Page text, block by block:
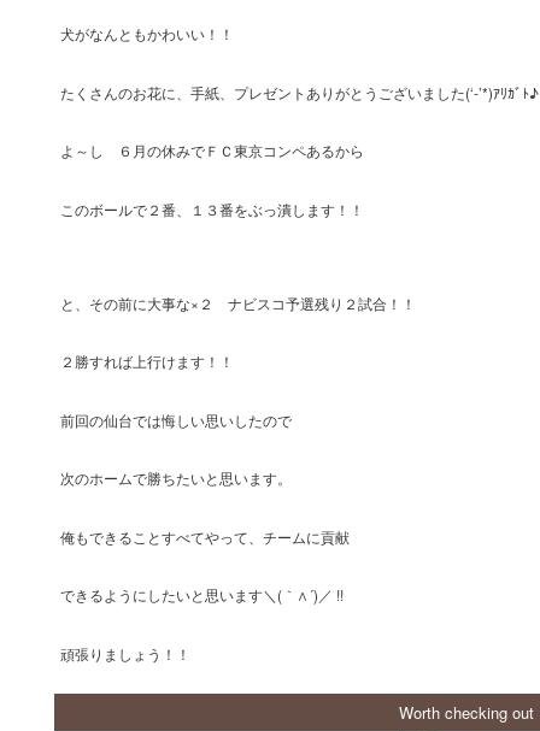
犬がなんともかわいい！！
たくさんのお花に、手紙、プレゼントありがとうございました(‘-’*)ｱﾘｶﾞﾄ♪
よ～し ６月の休みでＦＣ東京コンペあるから
このボールで２番、１３番をぶっ潰します！！
と、その前に大事な×２ ナビスコ予選残り２試合！！
２勝すれば上行けます！！
前回の仙台では悔しい思いしたので
次のホームで勝ちたいと思います。
俺もできることすべてやって、チームに貢献
できるようにしたいと思います＼(｀∧´)／ !!
頑張りましょう！！
Worth checking out